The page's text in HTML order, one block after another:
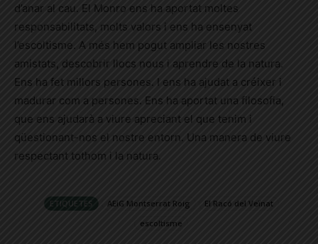
d’anar al cau. El Monro ens ha aportat moltes
responsabilitats, molts valors i ens ha ensenyat
l’escoltisme. A més hem pogut ampliar les nostres
amistats, descobrir llocs nous i aprendre de la natura.
Ens ha fet millors persones. I ens ha ajudat a créixer i
madurar com a persones. Ens ha aportat una filosofia,
que ens ajudarà a viure apreciant el que tenim i
qüestionant-nos el nostre entorn. Una manera de viure
respectant tothom i la natura.
ETIQUETES AEiG Montserrat Roig
El Racó del Veïnat
escoltisme